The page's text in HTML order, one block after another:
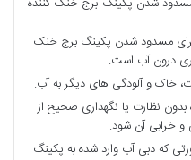
مسدود شدن پکینگ برج خنک
درون آب است.
خاک و آلودگی ‌های دیگر به آب.
نظارت یا نگهداری صحیح از
و خرابی آن شود.
که دبی آب وارد شده به پکینگ